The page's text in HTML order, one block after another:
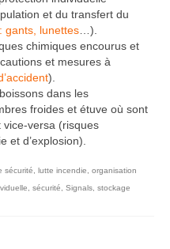
et du transfert du
gants, lunettes …).
chimiques encourus et
et mesures à
).
dans les
froides et étuve où sont
vice-versa (risques
et d’explosion).
sécurité lutte incendie
organisation
sécurité Signals stockage